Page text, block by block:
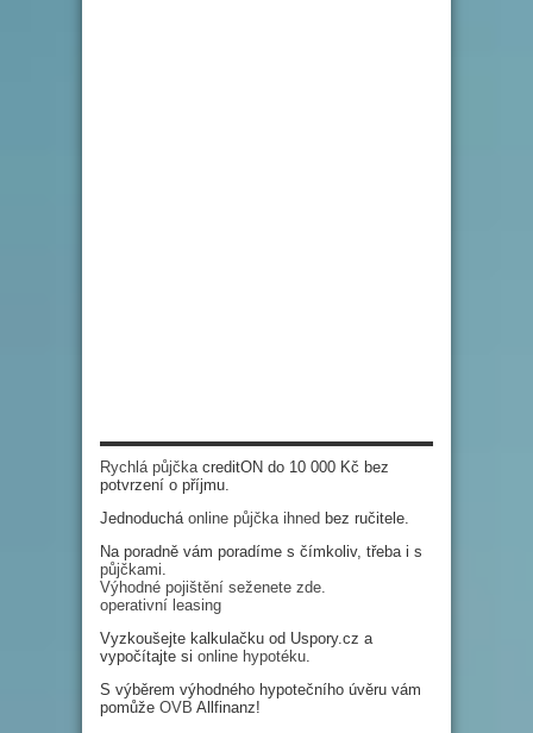
Rychlá půjčkacreditON do 10 000 Kč bez
potvrzení o příjmu.
Jednoduchá online půjčka ihned bez ručitele.
Na poradně vám poradíme s čímkoliv, třeba i s
půjčkami.
Výhodné pojištění seženete zde.
operativní leasing
Vyzkoušejte kalkulačku od Uspory.cz a
vypočítajte si online hypotéku.
S výběrem výhodného hypotečního úvěru vám
pomůže OVB Allfinanz!